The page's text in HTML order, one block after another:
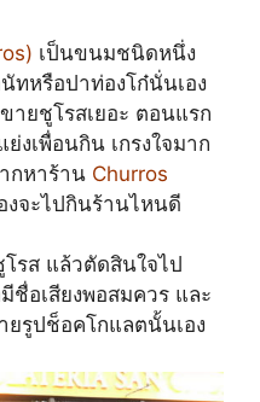
เป็นขนมชนิดหนึ่ง
ทหรือปาท่องโก๋นั่นเอง
ายชูโรสเยอะ ตอนแรก
งเพื่อนกิน เกรงใจมาก
กหาร้าน Churros
งจะไปกินร้านไหนดี
รส แล้วตัดสินใจไป
ชื่อเสียงพอสมควร และ
ยรูปช็อคโกแลตนั้นเอง